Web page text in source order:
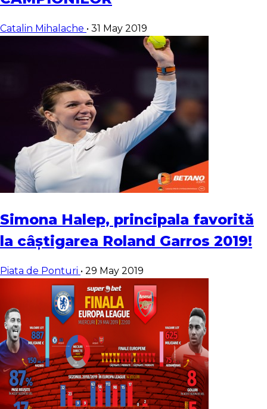
Catalin Mihalache • 31 May 2019
Simona Halep, principala favorită
la câștigarea Roland Garros 2019!
Piata de Ponturi • 29 May 2019